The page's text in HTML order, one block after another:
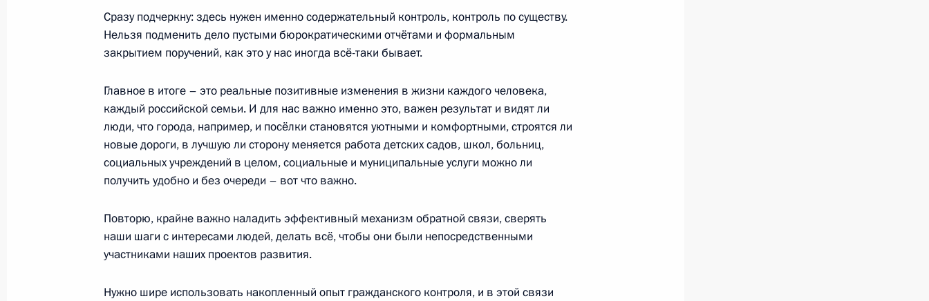
Встреча с губернатором Московской области Андреем
Воробьёвым
5 февраля 2019 года, 13:05
Совещание с руководителями рабочих групп Госсовета
28 января 2019 года, 11:00
Встреча с премьер-министром Дмитрием Медведевым
21 декабря 2018 года, 13:20
Сразу подчеркну: здесь нужен именно содержательный контроль, контроль по существу.
Нельзя подменить дело пустыми бюрократическими отчётами и формальным
закрытием поручений, как это у нас иногда всё-таки бывает.
Главное в итоге – это реальные позитивные изменения в жизни каждого человека,
каждый российской семьи. И для нас важно именно это, важен результат и видят ли
люди, что города, например, и посёлки становятся уютными и комфортными, строятся ли
новые дороги, в лучшую ли сторону меняется работа детских садов, школ, больниц,
социальных учреждений в целом, социальные и муниципальные услуги можно ли
получить удобно и без очереди – вот что важно.
Повторю, крайне важно наладить эффективный механизм обратной связи, сверять
наши шаги с интересами людей, делать всё, чтобы они были непосредственными
участниками наших проектов развития.
Нужно шире использовать накопленный опыт гражданского контроля, и в этой связи